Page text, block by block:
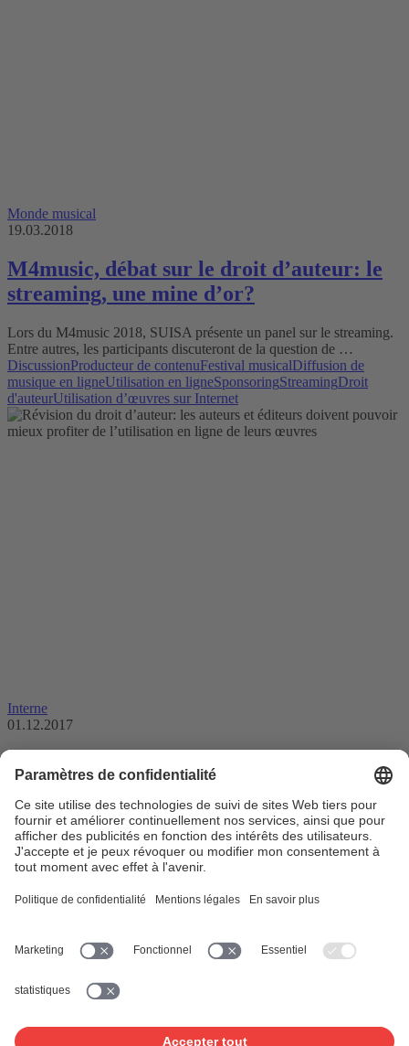
Monde musical
19.03.2018
M4music, débat sur le droit d’auteur: le
streaming, une mine d’or?
Lors du M4music 2018, SUISA présente un panel sur le streaming.
Entre autres, les participants discuteront de la question de …
DiscussionProducteur de contenuFestival musicalDiffusion de
musique en ligneUtilisation en ligneSponsoringStreamingDroit
d'auteurUtilisation d’œuvres sur Internet
Interne
01.12.2017
Révision du droit d’auteur: les auteurs et
éditeurs doivent pouvoir mieux profiter
de l’utilisation en ligne de leurs œuvres
La semaine dernière, le Conseil fédéral a adopté le message relatif à
la nouvelle loi sur le droit d’auteur. SUISA …
ligneDiffusion de musique en ligneUtilisation en ligneRéseaux